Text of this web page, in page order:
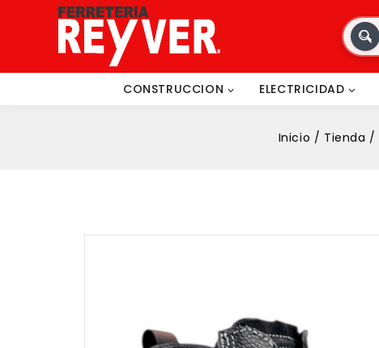
CONSTRUCCION ELECTRICIDAD
Inicio / Tienda /